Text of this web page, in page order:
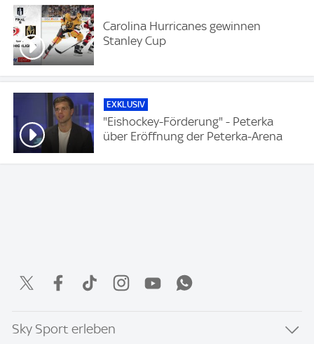
Carolina Hurricanes gewinnen
Stanley Cup
EXKLUSIV
"Eishockey-Förderung" - Peterka
über Eröffnung der Peterka-Arena
Sky Sport erleben